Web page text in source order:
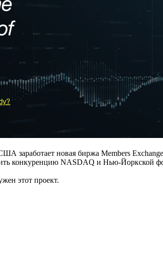
заработает новая биржа Members
конкуренцию NASDAQ и Нью-Йоркской
этот проект.